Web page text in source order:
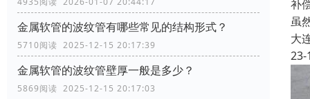
金属软管的波纹管有哪些常见的结构形式？
5710阅读 2025-12-15 20:17:39
金属软管的波纹管壁厚一般是多少？
5869阅读 2025-12-15 20:17:03
补
虽
大
23-